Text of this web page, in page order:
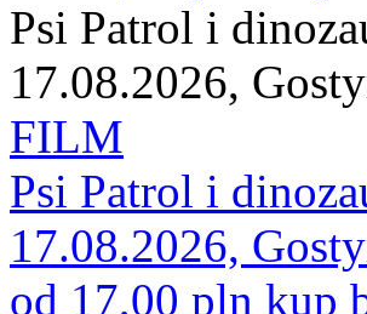
Psi Patrol i
17.08.2026,
FILM
Psi Patrol i
17.08.2026,
od 17,00 pln kup